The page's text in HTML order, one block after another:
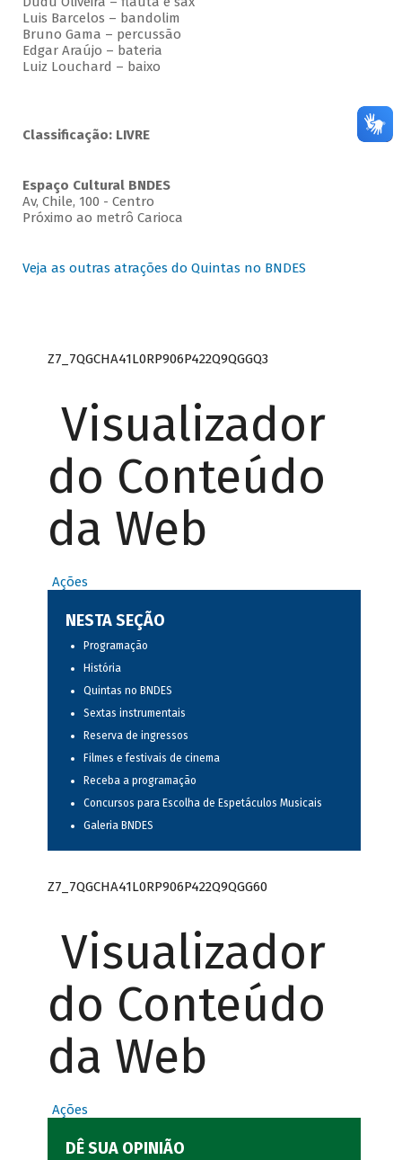
Luis Barcelos – bandolim
Bruno Gama – percussão
Edgar Araújo – bateria
Luiz Louchard – baixo
Classificação: LIVRE
Espaço Cultural BNDES
Av, Chile, 100 - Centro
Próximo ao metrô Carioca
Veja as outras atrações do Quintas no BNDES
Z7_7QGCHA41L0RP906P422Q9QGGQ3
Visualizador
do Conteúdo
da Web
Ações
NESTA SEÇÃO
Programação
História
Quintas no BNDES
Sextas instrumentais
Reserva de ingressos
Filmes e festivais de cinema
Receba a programação
Concursos para Escolha de Espetáculos Musicais
Galeria BNDES
Z7_7QGCHA41L0RP906P422Q9QGG60
Visualizador
do Conteúdo
da Web
Ações
DÊ SUA OPINIÃO